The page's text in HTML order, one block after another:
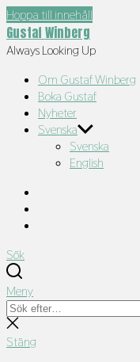
Hoppa till innehåll
Gustaf Winberg
Always Looking Up
Om Gustaf Winberg
Boka Gustaf
Nyheter
Svenska
Svenska
English
Sök
Meny
Sök
efter:
Stäng
sökning
Stäng